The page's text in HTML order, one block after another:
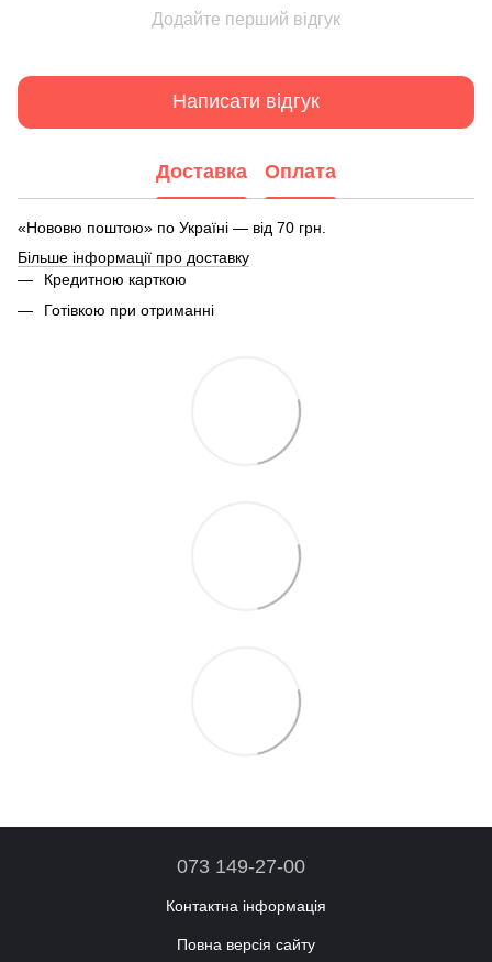
Додайте перший відгук
Написати відгук
Доставка Оплата
«Нововю поштою» по Україні — від 70 грн.
Більше інформації про доставку
Кредитною карткою
Готівкою при отриманні
073 149-27-00
Контактна інформація
Повна версія сайту